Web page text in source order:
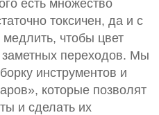
есть множество
токсичен, да и с
чтобы цвет
переходов. Мы
инструментов и
которые позволят
и сделать их